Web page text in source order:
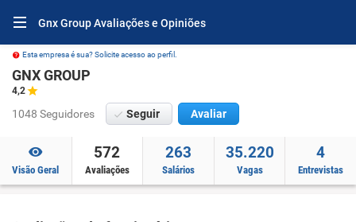
Gnx Group Avaliações e Opiniões
Esta empresa é sua? Solicite acesso ao perfil.
GNX GROUP
4,2
1048 Seguidores Seguir Avaliar
Visão Geral
572
Avaliações
263
Salários
35.220
Vagas
4
Entrevistas